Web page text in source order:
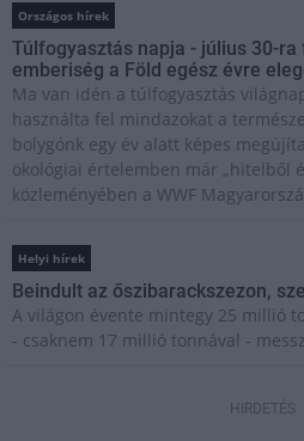
Országos hírek
Túlfogyasztás napja - július 30-
emberiség a Föld egész évre
Ma van idén a túlfogyasztás
használta fel mindazokat a
bolygónk egy év alatt képes
ökológiai értelemben már „hitelből
közleményében a WWF
Helyi hírek
Beindult az őszibarackszezon,
A világon évente mintegy 25 millió
- csaknem 17 millió tonnával -
HIRDETÉS